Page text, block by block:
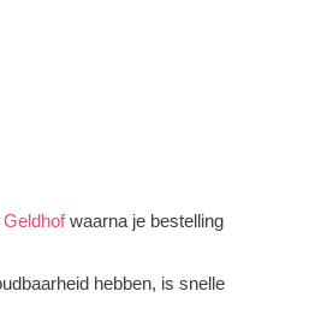
Geldhofwaarna je bestelling
hebben, is snelle